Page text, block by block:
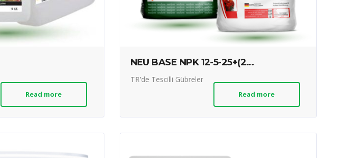
Read more
NEU BASE NPK 12-5-25+(2MgO)
TR'de Tescilli Gübreler
Read more